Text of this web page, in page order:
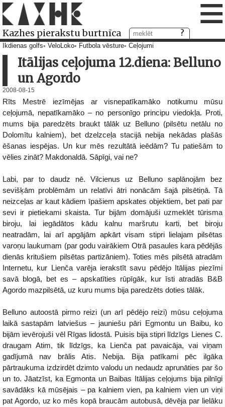
Kazhes pierakstu burtnīca ≡
Ikdienas golfs VeloLoko Futbola vēsture Ceļojumi
Itālijas ceļojuma 12.diena: Belluno
un Agordo
2008-08-15
Rīts Mestrē iezīmējas ar visnepatīkamāko notikumu mūsu
ceļojumā, nepatīkamāko – no personīgo principu viedokļa. Proti,
mums bija paredzēts braukt tālāk uz Belluno (pilsētu netālu no
Dolomītu kalniem), bet dzelzceļa stacijā nebija nekādas plašās
ēšanas iespējas. Un kur mēs rezultātā ieēdām? Tu patiešām to
vēlies zināt? Makdonaldā. Sāpīgi, vai ne?
Labi, par to daudz nē. Vilcienus uz Belluno saplānojām bez
sevišķām problēmām un relatīvi ātri nonācām šajā pilsētiņā. Tā
neizceļas ar kaut kādiem īpašiem apskates objektiem, bet pati par
sevi ir pietiekami skaista. Tur bijām domājuši uzmeklēt tūrisma
biroju, lai iegādātos kādu kalnu maršrutu karti, bet biroju
neatradām, lai arī apgājām apkārt visam stipri lielajam pilsētas
varoņu laukumam (par godu vairākiem Otrā pasaules kara pēdējās
dienās kritušiem pilsētas partizāniem). Toties mēs pilsētā atradām
Internetu, kur Lienča varēja ierakstīt savu pēdējo Itālijas piezīmi
savā blogā, bet es – apskatīties rūpīgāk, kur īsti atradās B&B
Agordo mazpilsētā, uz kuru mums bija paredzēts doties tālāk.
Belluno autoostā pirmo reizi (un arī pēdējo reizi) mūsu ceļojuma
laikā sastapām latviešus – jauniešu pāri Egmontu un Baibu, ko
bijām ievērojuši vēl Rīgas lidostā. Puisis bija stipri līdzīgs Lienes C.
draugam Atim, tik līdzīgs, ka Lienča pat pavaicāja, vai viņam
gadījumā nav brālis Atis. Nebija. Bija patīkami pēc ilgāka
pārtraukuma izdzirdēt dzimto valodu un nedaudz aprunāties par šo
un to. Jāatzīst, ka Egmonta un Baibas Itālijas ceļojums bija pilnīgi
savādāks kā mūsējais – pa kalniem vien, pa kalniem vien un viņi
pat Agordo, uz ko mēs kopā braucām autobusā, dēvēja par lielāku